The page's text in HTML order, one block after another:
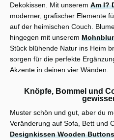
Dekokissen. Mit unserem Am I?
moderner, grafischer Elemente
auf der heimischen Couch.
hingegen mit unserem
Stück blühende Natur ins Heim
sorgen für die perfekte
Akzente in deinen vier Wänden.
Knöpfe, Bommel und
Muster schön und gut, aber du
Veränderung auf Sofa, Bett und
Designkissen Wooden Buttons